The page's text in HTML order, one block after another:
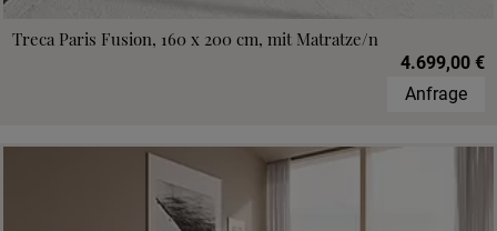
Treca Paris Fusion, 160 x 200 cm, mit Matratze/n
4.699,00 €
Anfrage